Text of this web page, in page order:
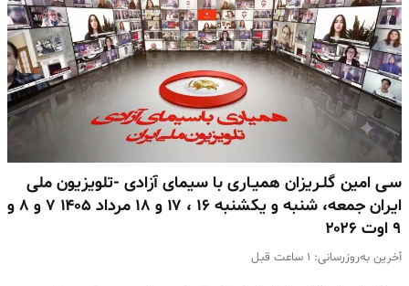
سـی امین گلـریزان همیـاری با سیمای آزادی -تلویزیون ملی
ایران جمعه، شنبه و یکشنبه ۱۶ ، ۱۷ و ۱۸ مرداد ۱۴۰۵ ۷ و ۸ و
۹ اوت ۲۰۲۶
آخرین به‌روزرسانی: ۱ ساعت قبل